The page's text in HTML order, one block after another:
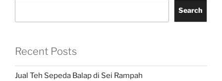
Search
Recent Posts
Jual Teh Sepeda Balap di Sei Rampah